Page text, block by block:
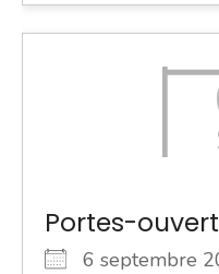
Portes-
6 septembre